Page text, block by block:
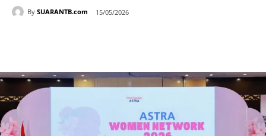
By SUARANTB.com 15/05/2026